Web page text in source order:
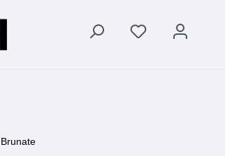
Brunate